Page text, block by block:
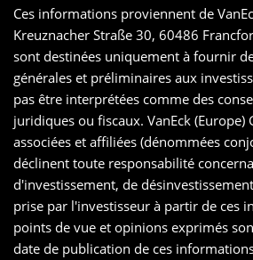
Ces informations proviennent de
Kreuznacher Straße 30, 60486
sont destinées uniquement à fournir
générales et préliminaires aux
pas être interprétées comme des
juridiques ou fiscaux. VanEck (Europe)
associées et affiliées (dénommées
déclinent toute responsabilité
d'investissement, de
prise par l'investisseur à partir de ces
points de vue et opinions exprimés
date de publication de ces